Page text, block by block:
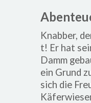
Knabber,
t! Er hat
Damm
ein Grund
sich die